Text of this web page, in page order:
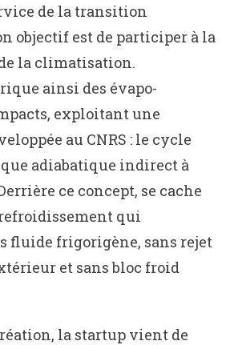
de la transition
objectif est de participer à la
la climatisation.
ainsi des évapo-
exploitant une
au CNRS : le cycle
adiabatique indirect à
ce concept, se cache
qui
fluide frigorigène, sans rejet
et sans bloc froid
la startup vient de